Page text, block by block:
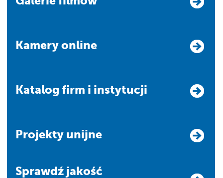
Kamery online
Katalog firm i instytucji
Projekty unijne
Sprawdź jakość